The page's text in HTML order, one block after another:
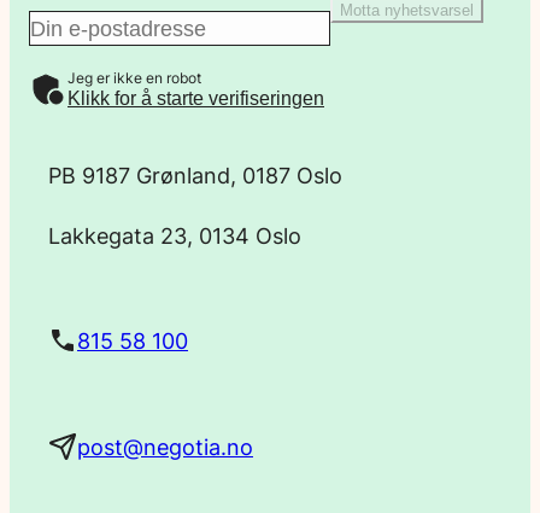
E
-
Motta nyhetsvarsel
Jeg er ikke en robot
Klikk for å starte verifiseringen
PB 9187 Grønland, 0187 Oslo
Lakkegata 23, 0134 Oslo
815 58 100
post@negotia.no